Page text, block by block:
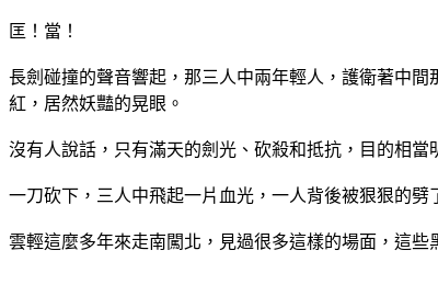
匡！當！
長劍碰撞的聲音響起，那三人中兩年輕人，護衛著中
紅，居然妖豔的晃眼。
沒有人說話，只有滿天的劍光、砍殺和抵抗，目的相當
一刀砍下，三人中飛起一片血光，一人背後被狠狠的
雲輕這麼多年來走南闖北，見過很多這樣的場面，這